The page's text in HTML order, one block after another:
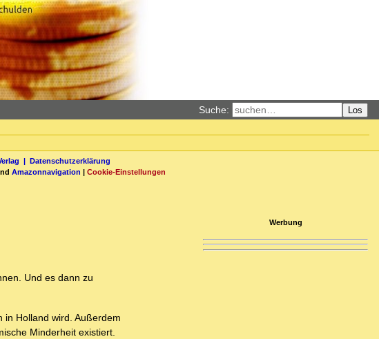
Suche: Los
| Datenschutzerklärung
Amazonnavigation | Cookie-Einstellungen
Und es dann zu
in Holland wird. Außerdem
Minderheit existiert.
Werbung